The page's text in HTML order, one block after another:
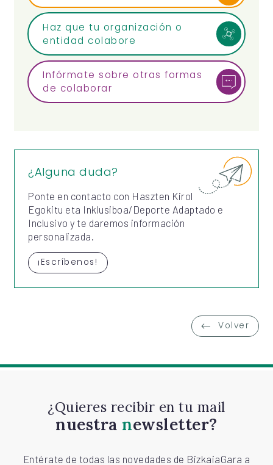
Haz que tu organización o
entidad colabore
Infórmate sobre otras formas
de colaborar
¿Alguna duda?
Ponte en contacto con Haszten Kirol
Egokitu eta Inklusiboa/Deporte Adaptado e
Inclusivo y te daremos información
personalizada.
¡Escríbenos!
Volver
¿Quieres recibir en tu mail
nuestra newsletter?
Entérate de todas las novedades de BizkaiaGara a